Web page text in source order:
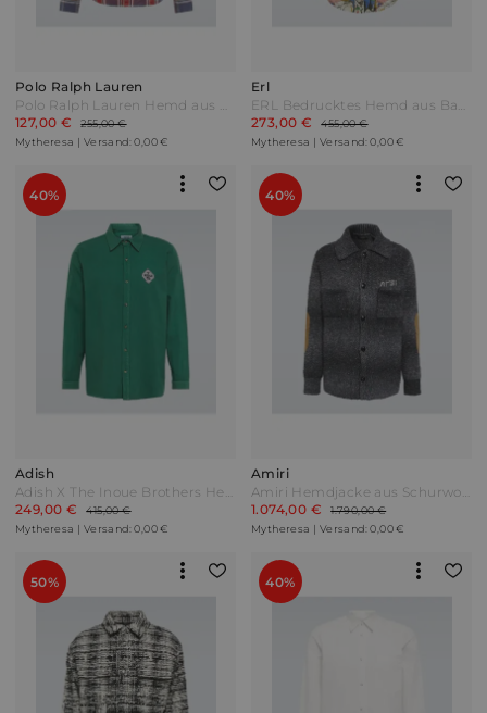
Polo Ralph Lauren
Polo Ralph Lauren Hemd aus Baumwolle Blau
127,00 €
255,00 €
Mytheresa | Versand: 0,00 €
Erl
ERL Bedrucktes Hemd aus Baumwolle Bunt
273,00 €
455,00 €
Mytheresa | Versand: 0,00 €
40%
Adish
Adish X The Inoue Brothers Hemd aus Baumwolle Grün
249,00 €
415,00 €
Mytheresa | Versand: 0,00 €
40%
Amiri
Amiri Hemdjacke aus Schurwolle Blau
1.074,00 €
1.790,00 €
Mytheresa | Versand: 0,00 €
50% 40%